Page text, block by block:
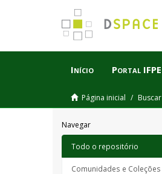
Início Portal IFPE
Página inicial Buscar
Navegar
Todo o repositório
Comunidades e Coleções